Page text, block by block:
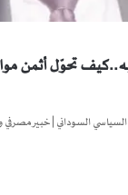
تحوّل أثمن
السوداني | خبير